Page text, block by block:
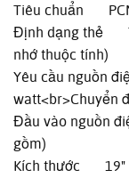
Tiêu chuẩn
Định dạng thẻ
nhớ thuộc tính)
Yêu cầu nguồn
watt<br>Chuyển
Đầu vào nguồn
gồm)
Kích thước 19"